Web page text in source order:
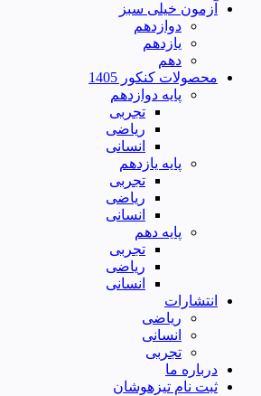
آزمون خیلی سبز
دوازدهم
یازدهم
دهم
محصولات کنکور 1405
پایه دوازدهم
تجربی
ریاضی
انسانی
پایه یازدهم
تجربی
ریاضی
انسانی
پایه دهم
تجربی
ریاضی
انسانی
انتشارات
ریاضی
انسانی
تجربی
درباره ما
ثبت نام تیزهوشان